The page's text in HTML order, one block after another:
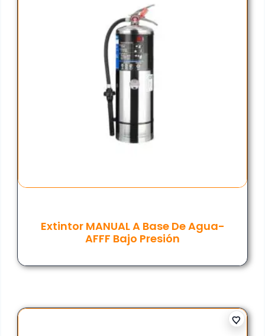
Extintor MANUAL A Base De Agua-
AFFF Bajo Presión